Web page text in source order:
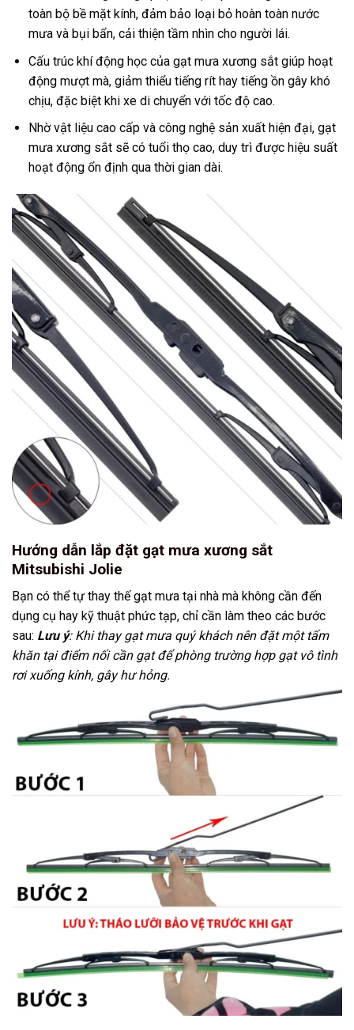
toàn bộ bề mặt kính, đảm bảo loại bỏ hoàn toàn nước
mưa và bụi bẩn, cải thiện tầm nhìn cho người lái.
Cấu trúc khí động học của gạt mưa xương sắt giúp hoạt
động mượt mà, giảm thiểu tiếng rít hay tiếng ồn gây khó
chịu, đặc biệt khi xe di chuyển với tốc độ cao.
Nhờ vật liệu cao cấp và công nghệ sản xuất hiện đại, gạt
mưa xương sắt sẽ có tuổi thọ cao, duy trì được hiệu suất
hoạt động ổn định qua thời gian dài.
Hướng dẫn lắp đặt gạt mưa xương sắt
Mitsubishi Jolie
Bạn có thể tự thay thế gạt mưa tại nhà mà không cần đến
dụng cụ hay kỹ thuật phức tạp, chỉ cần làm theo các bước
sau: Lưu ý: Khi thay gạt mưa quý khách nên đặt một tấm
khăn tại điểm nối cần gạt để phòng trường hợp gạt vô tình
rơi xuống kính, gây hư hỏng.